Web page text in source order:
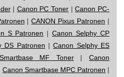
| Canon PC Toner |Canon PC-
|CANON Pixus Patronen |
S Patronen |Canon Selphy CP
DS Patronen |Canon Selphy ES
MF Toner|Canon
Canon Smartbase MPC Patronen |